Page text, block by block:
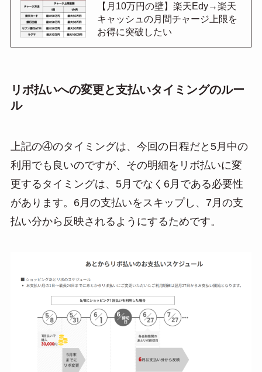
【月10万円の壁】楽天Edy→楽天
キャッシュの月間チャージ上限を
お得に突破したい
リボ払いへの変更と支払いタイミングのルー
ル
上記の④のタイミングは、今回の日程だと5月中の
利用でも良いのですが、その明細をリボ払いに変
更するタイミングは、5月でなく6月である必要性
があります。6月の支払いをスキップし、7月の支
払い分から反映されるようにするためです。